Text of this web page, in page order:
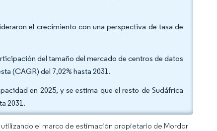
el crecimiento con una perspectiva de tasa de
del tamaño del mercado de centros de datos
(CAGR) del 7,02% hasta 2031.
en 2025, y se estima que el resto de Sudáfrica
2031.
el marco de estimación propietario de Mordor